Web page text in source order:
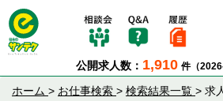
公開求人数： 1,910 件（
ホーム > お仕事検索 > 検索結果一覧 > 求